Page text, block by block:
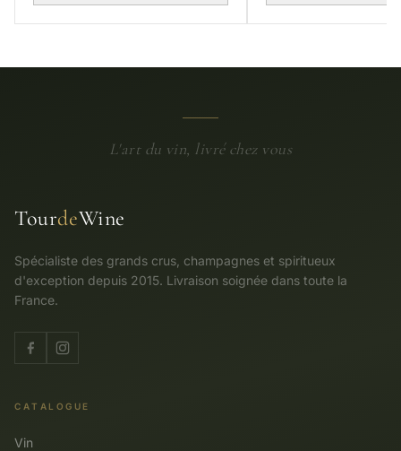
L'art du vin, livré chez vous
TourdeWine
Spécialiste des grands crus, champagnes et spiritueux
d'exception depuis 2015. Livraison soignée dans toute la
France.
CATALOGUE
Vin